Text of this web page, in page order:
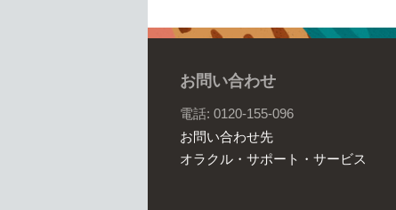
お問い合わせ
電話: 0120-155-096
お問い合わせ先
オラクル・サポート・サービス